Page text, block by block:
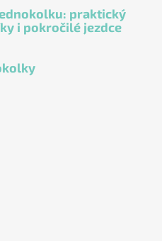
praktický
i pokročilé jezdce